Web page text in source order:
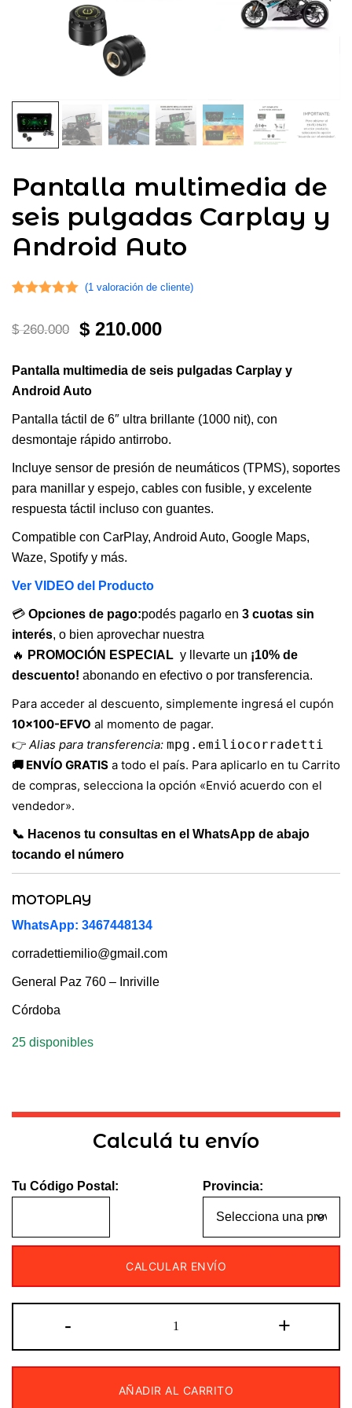
Pantalla multimedia de
seis pulgadas Carplay y
Android Auto
5.00de 5 en
valoración
de un cliente
(1 valoración de cliente)
$260.000
El
original
era:
$ 260.000.
$ 210.000El
es:
Pantalla multimedia de seis pulgadas Carplay y
Android Auto
Pantalla táctil de 6″ ultra brillante (1000 nit), con
desmontaje rápido antirrobo.
Incluye sensor de presión de neumáticos (TPMS), soportes
para manillar y espejo, cables con fusible, y excelente
respuesta táctil incluso con guantes.
Compatible con CarPlay, Android Auto, Google Maps,
Waze, Spotify y más.
Ver VIDEO del Producto
💳 Opciones de pago:podés pagarlo en 3 cuotas sin
interés, o bien aprovechar nuestra
🔥 PROMOCIÓN ESPECIAL y llevarte un ¡10% de
descuento! abonando en efectivo o por transferencia.
Para acceder al descuento, simplemente ingresá el cupón
10×100-EFVO al momento de pagar.
👉 Alias para transferencia: mpg.emiliocorradetti
🚚 ENVÍO GRATIS a todo el país. Para aplicarlo en tu Carrito
de compras, selecciona la opción «Envió acuerdo con el
vendedor».
📞 Hacenos tu consultas en el WhatsApp de abajo
tocando el número
MOTOPLAY
WhatsApp: 3467448134
corradettiemilio@gmail.com
General Paz 760 – Inriville
Córdoba
25 disponibles
Calculá tu envío
Tu Código Postal: Provincia:
CALCULAR ENVÍO
-
multimedia
de
pulgadas
+
AÑADIR AL CARRITO